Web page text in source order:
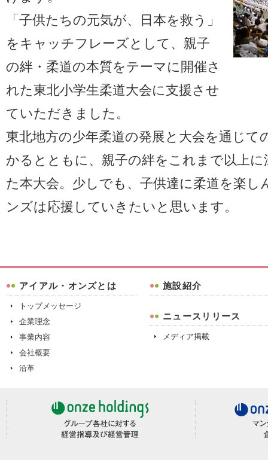
「子供たちの元気が、日本を救う」
をキャッチフレーズとして、親子
の絆・柔道の本質をテーマに開催さ
れた東北小学生柔道大会に支援させ
ていただきました。
東北地方の少年柔道の発展と大会を通じて
かるとともに、親子の絆をこれまで以上
た本大会。少しでも、子供達に柔道を楽
ンズは応援していきたいと思います。
アイアル・オンズとは
トップメッセージ
企業理念
事業内容
会社概要
沿革
施設紹介
ニュースリリース
メディア掲載